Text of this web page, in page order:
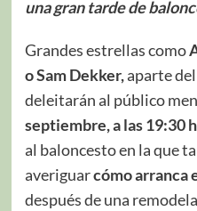
una gran tarde de
Grandes estrellas como
o Sam Dekker,aparte
deleitarán al público
septiembre, a las 19:30
al baloncesto en la que
averiguarcómo arranca
después de una